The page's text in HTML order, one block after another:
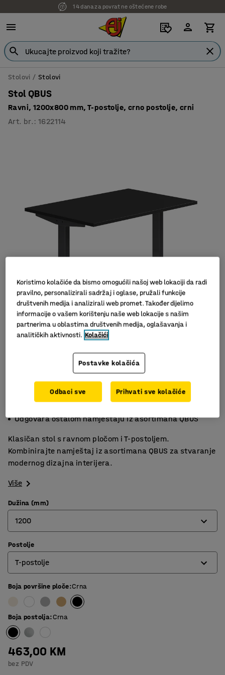
7 godina garancije
Stolovi Stolovi
Stol QBUS
Ravni, 1200x800 mm, T-postolje, crno postolje, crni
Art. br. :1622114
Izdržljiv laminat
Odgovara ostalom namještaju iz asortimana QBUS
Klasičan stol s ravnom pločom i T-postoljem.
Kombinirajte namještaj iz asortimana QBUS za stvaranje
modernog dizajna interijera.
Više
Dužina (mm)
1200
800
1200
1400
1800
Postolje
T-postolje
O-postolje
Postolje s 4 noge
T-postolje
Boja površine ploče:Crna
Boja postolja:Crna
463,00 KM
bez PDV
Koristimo kolačiće da bismo omogućili našoj web lokaciji da radi
pravilno, personalizirali sadržaj i oglase, pružali funkcije
društvenih medija i analizirali web promet. Također dijelimo
informacije o vašem korištenju naše web lokacije s našim
partnerima u oblastima društvenih medija, oglašavanja i
analitičkih aktivnosti. Kolačići
Postavke kolačića
Odbaci sve Prihvati sve kolačiće